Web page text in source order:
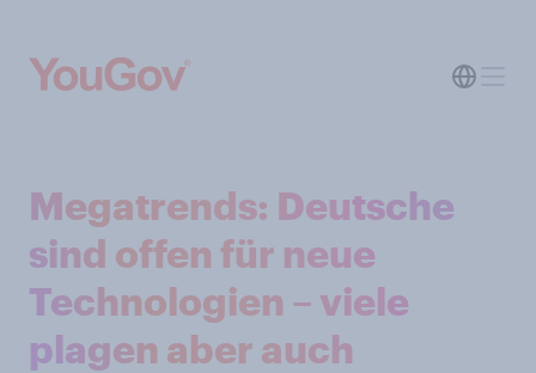
Megatrends: Deutsche
sind offen für neue
Technologien – viele
plagen aber auch